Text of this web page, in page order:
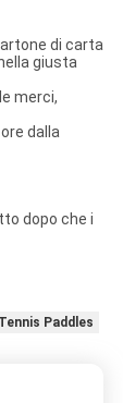
di carta
giusta
merci,
dalla
dopo che i
Paddles